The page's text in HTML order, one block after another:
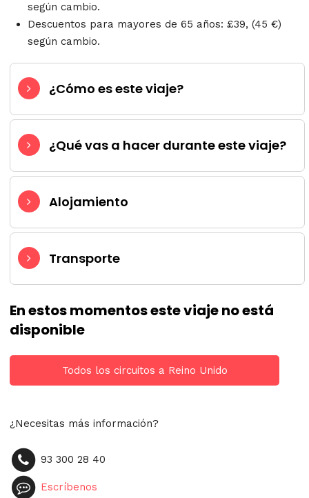
según cambio.
Descuentos para mayores de 65 años: £39, (45 €)
según cambio.
¿Cómo es este viaje?
¿Qué vas a hacer durante este viaje?
Alojamiento
Transporte
En estos momentos este viaje no está
disponible
Todos los circuitos a Reino Unido
¿Necesitas más información?
93 300 28 40
Escríbenos